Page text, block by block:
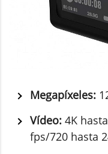
Megapíxeles:
Vídeo: 4K
fps/720 hasta